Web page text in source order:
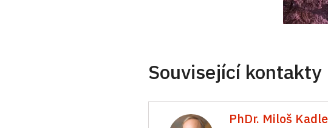
Související kontakty
PhDr. Miloš